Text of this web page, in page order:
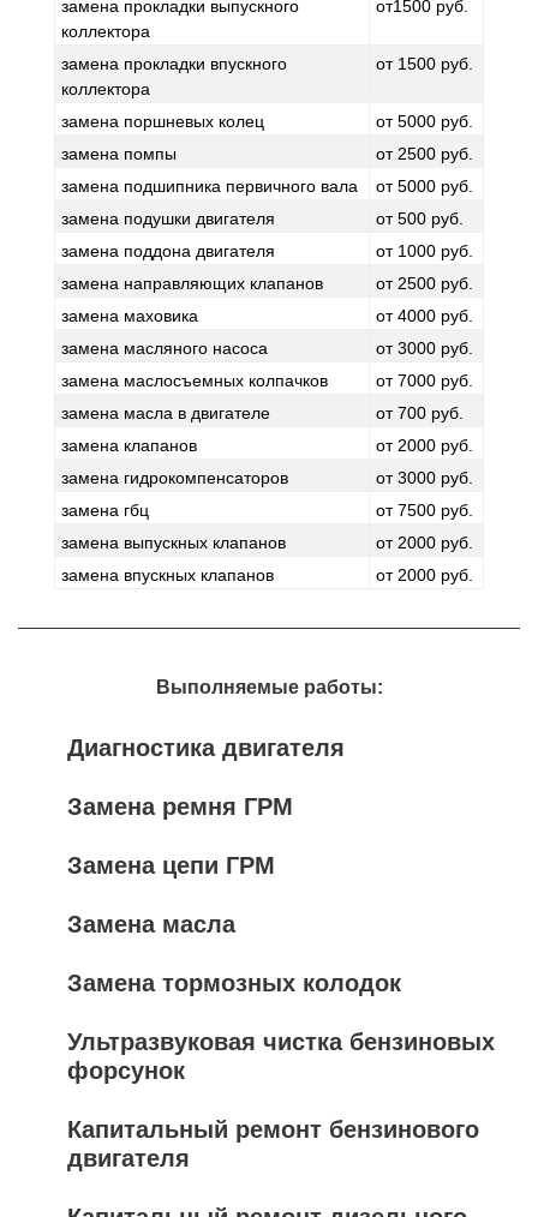
замена прокладки выпускного
коллектора
от1500 руб.
замена прокладки впускного
коллектора
от 1500 руб.
замена поршневых колец
от 5000 руб.
замена помпы
от 2500 руб.
замена подшипника первичного вала
от 5000 руб.
замена подушки двигателя
от 500 руб.
замена поддона двигателя
от 1000 руб.
замена направляющих клапанов
от 2500 руб.
замена маховика
от 4000 руб.
замена масляного насоса
от 3000 руб.
замена маслосъемных колпачков
от 7000 руб.
замена масла в двигателе
от 700 руб.
замена клапанов
от 2000 руб.
замена гидрокомпенсаторов
от 3000 руб.
замена гбц
от 7500 руб.
замена выпускных клапанов
от 2000 руб.
замена впускных клапанов
от 2000 руб.
Выполняемые работы:
Диагностика двигателя
Замена ремня ГРМ
Замена цепи ГРМ
Замена масла
Замена тормозных колодок
Ультразвуковая чистка бензиновых
форсунок
Капитальный ремонт бензинового
двигателя